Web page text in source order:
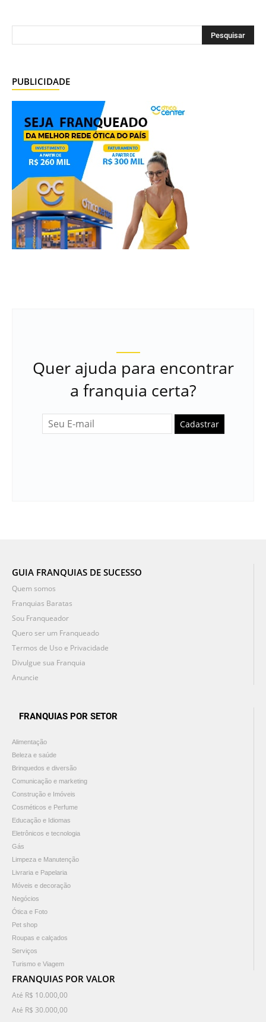
PUBLICIDADE
Quer ajuda para encontrar
a franquia certa?
Cadastrar
GUIA FRANQUIAS DE SUCESSO
Quem somos
Franquias Baratas
Sou Franqueador
Quero ser um Franqueado
Termos de Uso e Privacidade
Divulgue sua Franquia
Anuncie
FRANQUIAS POR SETOR
Alimentação
Beleza e saúde
Brinquedos e diversão
Comunicação e marketing
Construção e Imóveis
Cosméticos e Perfume
Educação e Idiomas
Eletrônicos e tecnologia
Gás
Limpeza e Manutenção
Livraria e Papelaria
Móveis e decoração
Negócios
Ótica e Foto
Pet shop
Roupas e calçados
Serviços
Turismo e Viagem
FRANQUIAS POR VALOR
Até R$ 10.000,00
Até R$ 30.000,00